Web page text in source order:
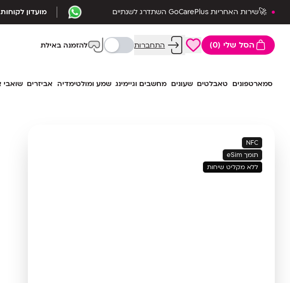
🚀שירות האחריות GoCarePlus השתדרג לשנתיים
שלמות🛡️
מועדון לקוחות GoClub
הסל שלי (0) התחברות להזמנה באילת
סמארטפונים טאבלטים שעונים מחשבים וגיימינג שמע ומולטימדיה אביזרים שואבי
NFC
תומך eSim
ללא מקליט שיחות